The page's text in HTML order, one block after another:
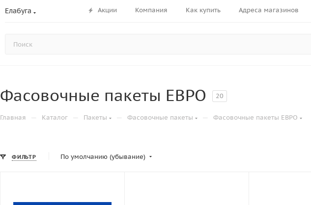
Елабуга Акции Компания Как купить Адреса магазинов
Фасовочные пакеты ЕВРО 20
Главная — Каталог — Пакеты — Фасовочные пакеты — Фасовочные пакеты ЕВРО
ФИЛЬТР По умолчанию (убывание)